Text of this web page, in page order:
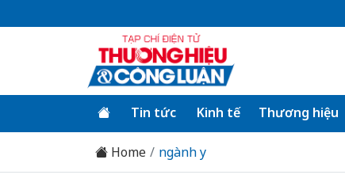
Tin tức Kinh tế Thương hiệu
Home ngành y